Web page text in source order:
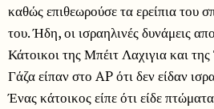
καθώς επιθεωρούσε τα ερείπια του
του. Ήδη, οι ισραηλινές δυνάμεις
Κάτοικοι της Μπέιτ Λαχιγια και
Γάζα είπαν στο AP ότι δεν είδαν
Ένας κάτοικος είπε ότι είδε